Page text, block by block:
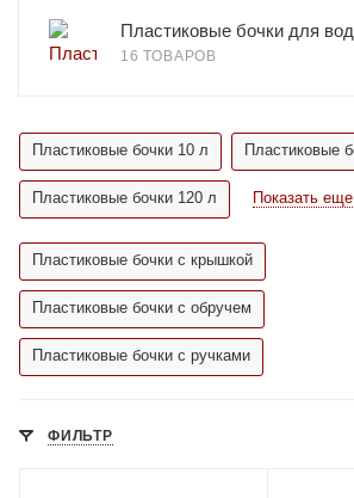
Пластиковые бочки для
16 ТОВАРОВ
Пластиковые бочки 10 л Пластиковые
Пластиковые бочки 120 л Показать еще
Пластиковые бочки с крышкой
Пластиковые бочки с обручем
Пластиковые бочки с ручками
ФИЛЬТР